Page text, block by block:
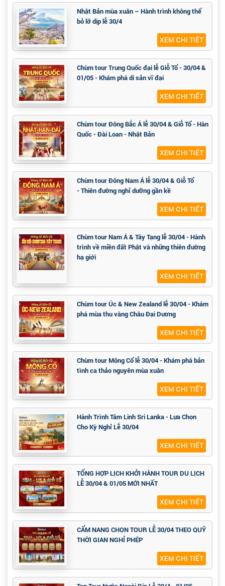
Nhật Bản mùa xuân – Hành trình không thể
bỏ lỡ dịp lễ 30/4
XEM CHI TIẾT
Chùm tour Trung Quốc đại lễ Giỗ Tổ - 30/04 &
01/05 - Khám phá di sản vĩ đại
XEM CHI TIẾT
Chùm tour Đông Bắc Á lễ 30/04 & Giỗ Tổ - Hàn
Quốc - Đài Loan - Nhật Bản
XEM CHI TIẾT
Chùm tour Đông Nam Á lễ 30/04 & Giỗ Tổ
- Thiên đường nghỉ dưỡng gần kề
XEM CHI TIẾT
Chùm tour Nam Á & Tây Tạng lễ 30/04 - Hành
trình về miền đất Phật và những thiên đường
hạ giới
XEM CHI TIẾT
Chùm tour Úc & New Zealand lễ 30/04 - Khám
phá mùa thu vàng Châu Đại Dương
XEM CHI TIẾT
Chùm tour Mông Cổ lễ 30/04 - Khám phá bản
tình ca thảo nguyên mùa xuân
XEM CHI TIẾT
Hành Trình Tâm Linh Sri Lanka - Lựa Chọn
Cho Kỳ Nghỉ Lễ 30/04
XEM CHI TIẾT
TỔNG HỢP LỊCH KHỞI HÀNH TOUR DU LỊCH
LỄ 30/04 & 01/05 MỚI NHẤT
XEM CHI TIẾT
CẨM NANG CHỌN TOUR LỄ 30/04 THEO QUỸ
THỜI GIAN NGHỈ PHÉP
XEM CHI TIẾT